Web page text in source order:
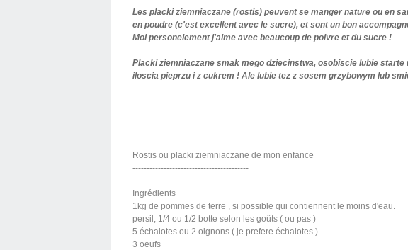
Les placki ziemniaczane (rostis) peuvent se manger nature ou en
en poudre (c'est excellent avec le sucre), et sont un bon
Moi personelement j'aime avec beaucoup de poivre et du sucre !
Placki ziemniaczane smak mego dziecinstwa, osobiscie lubie starte
iloscia pieprzu i z cukrem ! Ale lubie tez z sosem grzybowym lub
Rostis ou placki ziemniaczane de mon enfance
-----------------------------------------
Ingrédients
1kg de pommes de terre , si possible qui contiennent le moins d'eau.
persil, 1/4 ou 1/2 botte selon les goûts ( ou pas )
5 échalotes ou 2 oignons ( je prefere échalotes )
3 oeufs